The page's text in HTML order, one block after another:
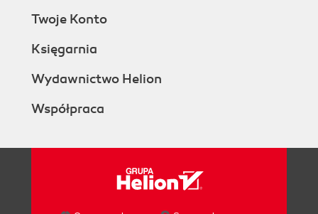
Twoje Konto
Księgarnia
Wydawnictwo Helion
Współpraca